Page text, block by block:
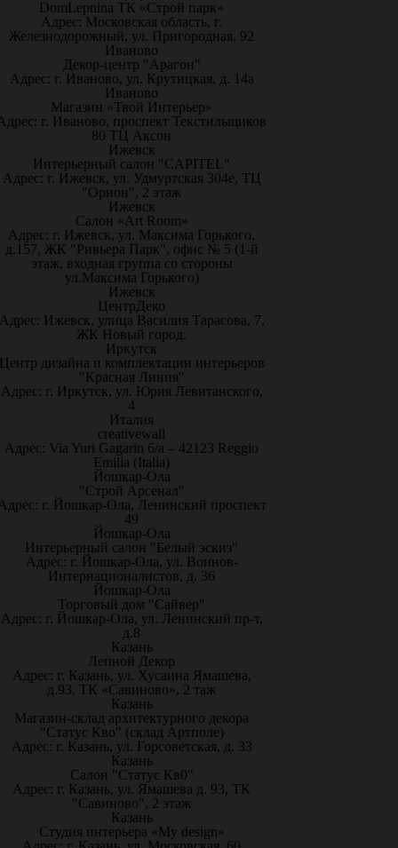
DomLepnina ТК «Строй парк»
Адрес: Московская область, г.
Железнодорожный, ул. Пригородная, 92
Иваново
Декор-центр "Арагон"
Адрес: г. Иваново, ул. Крутицкая, д. 14а
Иваново
Магазин «Твой Интерьер»
г. Иваново, проспект Текстильщиков
80 ТЦ Аксон
Ижевск
Интерьерный салон "CAPITEL"
Адрес: г. Ижевск, ул. Удмуртская 304е, ТЦ
"Орион", 2 этаж
Ижевск
Салон «Art Room»
Адрес: г. Ижевск, ул. Максима Горького,
д.157, ЖК "Ривьера Парк", офис № 5 (1-й
этаж, входная группа со стороны
ул.Максима Горького)
Ижевск
ЦентрДеко
Ижевск, улица Василия Тарасова, 7,
ЖК Новый город.
Иркутск
дизайна и комплектации интерьеров
"Красная Линия"
Адрес: г. Иркутск, ул. Юрия Левитанского,
4
Италия
creativewall
Адрес: Via Yuri Gagarin 6/a – 42123 Reggio
Emilia (Italia)
Йошкар-Ола
"Строй Арсенал"
г. Йошкар-Ола, Ленинский проспект
49
Йошкар-Ола
Интерьерный салон "Белый эскиз"
Адрес: г. Йошкар-Ола, ул. Воинов-
Интернационалистов, д. 36
Йошкар-Ола
Торговый дом "Сайвер"
Адрес: г. Йошкар-Ола, ул. Ленинский пр-т,
д.8
Казань
Лепной Декор
Адрес: г. Казань, ул. Хусаина Ямашева,
д.93, ТК «Савиново», 2 таж
Казань
Магазин-склад архитектурного декора
"Статус Кво" (склад Артполе)
Адрес: г. Казань, ул. Горсоветская, д. 33
Казань
Салон "Статус Кв0"
Адрес: г. Казань, ул. Ямашева д. 93, ТК
"Савиново", 2 этаж
Казань
Студия интерьера «My design»